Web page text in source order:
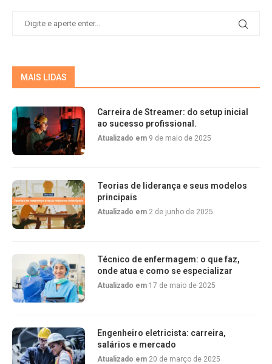
MAIS LIDAS
Carreira de Streamer: do setup inicial
ao sucesso profissional.
Atualizado em 9 de maio de 2025
Teorias de liderança e seus modelos
principais
Atualizado em 2 de junho de 2025
Técnico de enfermagem: o que faz,
onde atua e como se especializar
Atualizado em 17 de maio de 2025
Engenheiro eletricista: carreira,
salários e mercado
Atualizado em 20 de março de 2025